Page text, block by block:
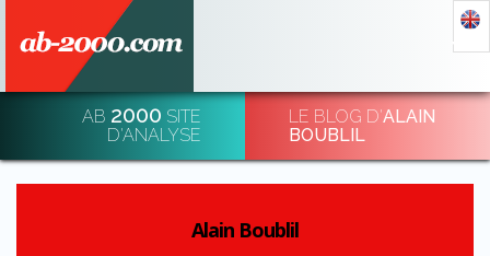
DÉCHIFFRER & DÉ-CHIFFRER L'ÉCONOMIE
INSCRIPTION
AB 2000 SITE
D'ANALYSE
LE BLOG D'ALAIN
BOUBLIL
Alain Boublil